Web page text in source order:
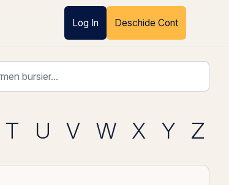
Log In Deschide Cont
T U V W X Y Z